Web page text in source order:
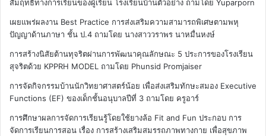
สัมฤทธิ์ทางการเรียนของผู้เรียน โรงเรียนบ้านตัวอย่าง ถามโดย Yuparporn
เผยแพร่ผลงาน Best Practice การส่งเสริมความสามารถพิเศษตามพหุ
ปัญญาด้านภาษา ชั้น ป.4 ถามโดย นางสาววราพร นาหมื่นหงษ์
การสร้างนิสัยต้านทุจริตผ่านการพัฒนาคุณลักษณะ 5 ประการของโรงเรียน
สุจริตด้วย KPPRH MODEL ถามโดย Phunsid Promjaiser
การจัดกิจกรรมบ้านนักวิทยาศาสตร์น้อย เพื่อส่งเสริมทักษะสมอง Executive
Functions (EF) ของเด็กชั้นอนุบาลปีที่ 3 ถามโดย ครูอาร์
การศึกษาผลการจัดการเรียนรู้โดยใช้ยางล้อ Fit and Fun ประกอบ การ
จัดการเรียนการสอน เรื่อง การสร้างเสริมสมรรถภาพทางกาย เพื่อสุขภาพ